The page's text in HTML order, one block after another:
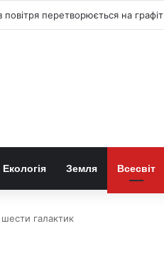
перетворюється на графіт
Екологія Земля Всесвіт
галактик